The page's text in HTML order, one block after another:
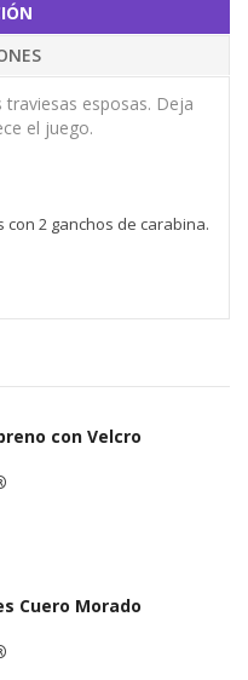
esposas. Deja
el juego.
2 ganchos de carabina.
con Velcro
Cuero Morado